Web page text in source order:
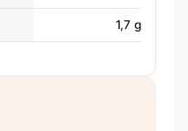
1,7 g